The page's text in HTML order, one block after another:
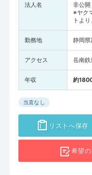
法人名
非公開
※ヤク
トよ
勤務地 静岡県
アクセス 岳南
年収 約
当直なし
リストへ保存
希望